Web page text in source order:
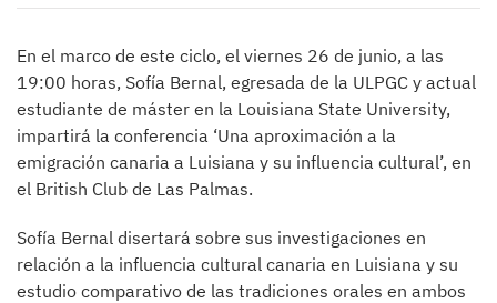
En el marco de este ciclo, el viernes 26 de junio, a las
19:00 horas, Sofía Bernal, egresada de la ULPGC y actual
estudiante de máster en la Louisiana State University,
impartirá la conferencia ‘Una aproximación a la
emigración canaria a Luisiana y su influencia cultural’, en
el British Club de Las Palmas.
Sofía Bernal disertará sobre sus investigaciones en
relación a la influencia cultural canaria en Luisiana y su
estudio comparativo de las tradiciones orales en ambos